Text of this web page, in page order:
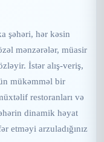
şəhəri, hər kəsin
mənzərələr, müasir
İstər alış-veriş,
mükəmməl bir
restoranları və
dinamik həyat
etməyi arzuladığınız